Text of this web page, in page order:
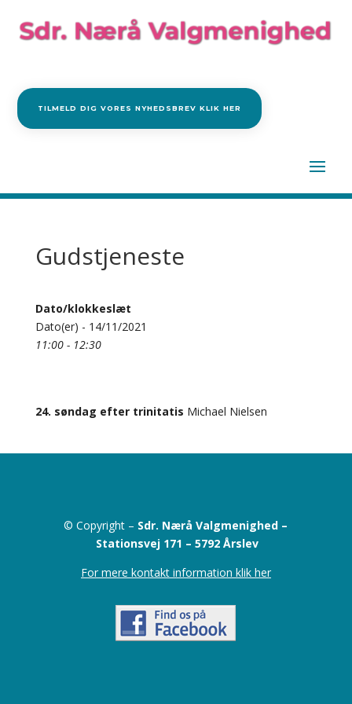
TILMELD DIG VORES NYHEDSBREV KLIK HER
Gudstjeneste
Dato/klokkeslæt
Dato(er) - 14/11/2021
11:00 - 12:30
24. søndag efter trinitatis Michael Nielsen
© Copyright – Sdr. Nærå Valgmenighed –
Stationsvej 171 –5792 Årslev
For mere kontakt information klik her